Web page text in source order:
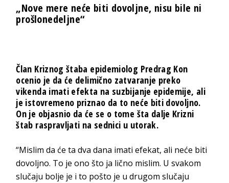
„Nove mere neće biti dovoljne, nisu bile ni
prošlonedeljne“
Član Kriznog štaba epidemiolog Predrag Kon
ocenio je da će delimično zatvaranje preko
vikenda imati efekta na suzbijanje epidemije, ali
je istovremeno priznao da to neće biti dovoljno.
On je objasnio da će se o tome šta dalje Krizni
štab raspravljati na sednici u utorak.
“Mislim da će ta dva dana imati efekat, ali neće biti
dovoljno. To je ono što ja lično mislim. U svakom
slučaju bolje je i to pošto je u drugom slučaju